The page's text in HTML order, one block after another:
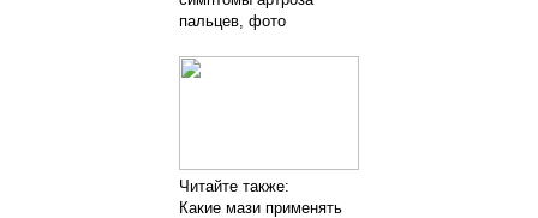
пальцев, фото
Читайте также:
Какие мази применять